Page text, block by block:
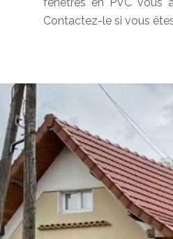
Contactez-le si vous